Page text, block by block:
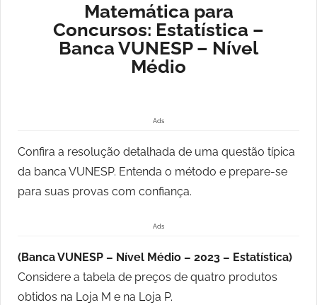
Matemática para
Concursos: Estatística –
Banca VUNESP – Nível
Médio
Ads
Confira a resolução detalhada de uma questão típica
da banca VUNESP. Entenda o método e prepare-se
para suas provas com confiança.
Ads
(Banca VUNESP – Nível Médio – 2023 – Estatística)
Considere a tabela de preços de quatro produtos
obtidos na Loja M e na Loja P.